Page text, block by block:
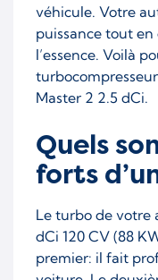
véhicule. Votre
puissance tout
l’essence. Voilà
Master 2 2.5 dCi.
Quels
forts
Le turbo de votre
dCi 120 CV (88
premier: il fait